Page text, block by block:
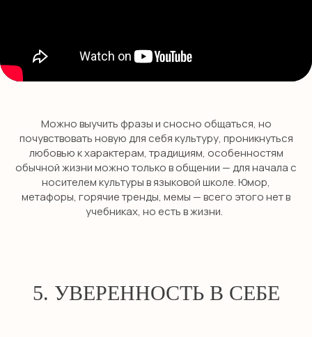
Можно выучить фразы и сносно общаться, но
почувствовать новую для себя культуру, проникнуться
любовью к характерам, традициям, особенностям
обычной жизни можно только в общении — для начала с
носителем культуры в языковой школе. Юмор,
метафоры, горячие тренды, мемы — всего этого нет в
учебниках, но есть в жизни.
5. УВЕРЕННОСТЬ В СЕБЕ